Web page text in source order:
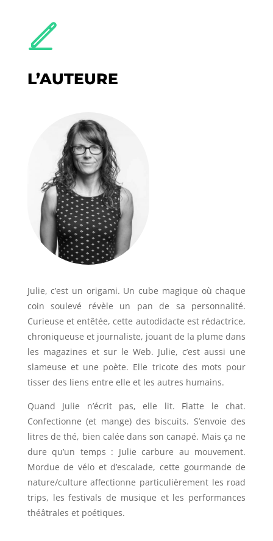
L’AUTEURE
Julie, c’est un origami. Un cube magique où chaque
coin soulevé révèle un pan de sa personnalité.
Curieuse et entêtée, cette autodidacte est rédactrice,
chroniqueuse et journaliste, jouant de la plume dans
les magazines et sur le Web. Julie, c’est aussi une
slameuse et une poète. Elle tricote des mots pour
tisser des liens entre elle et les autres humains.
Quand Julie n’écrit pas, elle lit. Flatte le chat.
Confectionne (et mange) des biscuits. S’envoie des
litres de thé, bien calée dans son canapé. Mais ça ne
dure qu’un temps : Julie carbure au mouvement.
Mordue de vélo et d’escalade, cette gourmande de
nature/culture affectionne particulièrement les road
trips, les festivals de musique et les performances
théâtrales et poétiques.